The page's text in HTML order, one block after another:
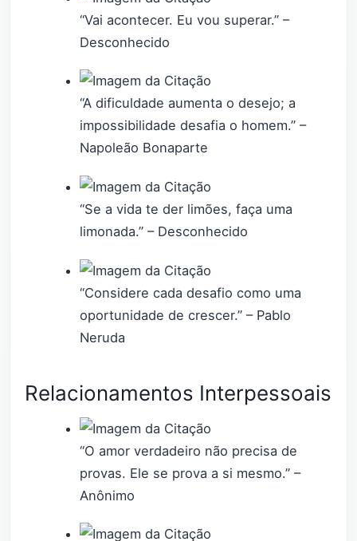
“Vai acontecer. Eu vou superar.” –
Desconhecido
“A dificuldade aumenta o desejo; a
impossibilidade desafia o homem.” –
Napoleão Bonaparte
“Se a vida te der limões, faça uma
limonada.” – Desconhecido
“Considere cada desafio como uma
oportunidade de crescer.” – Pablo
Neruda
Relacionamentos Interpessoais
“O amor verdadeiro não precisa de
provas. Ele se prova a si mesmo.” –
Anônimo